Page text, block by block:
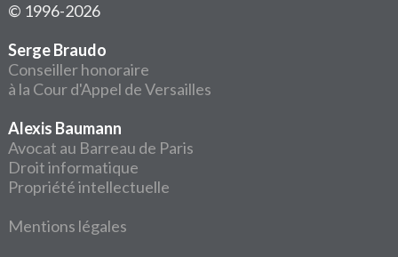
© 1996-2026
Serge Braudo
Conseiller honoraire
à la Cour d'Appel de Versailles
Alexis Baumann
Avocat au Barreau de Paris
Droit informatique
Propriété intellectuelle
Mentions légales